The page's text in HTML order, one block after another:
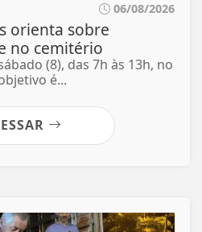
06/08/2026
orienta sobre
no cemitério
(8), das 7h às 13h, no
é...